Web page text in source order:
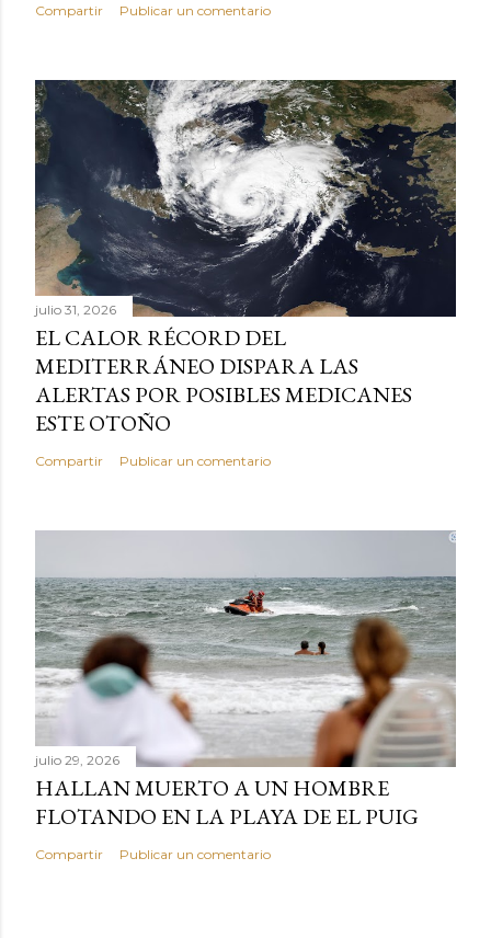
Compartir Publicar un comentario
julio 31, 2026
EL CALOR RÉCORD DEL
MEDITERRÁNEO DISPARA LAS
ALERTAS POR POSIBLES MEDICANES
ESTE OTOÑO
Compartir Publicar un comentario
julio 29, 2026
HALLAN MUERTO A UN HOMBRE
FLOTANDO EN LA PLAYA DE EL PUIG
Compartir Publicar un comentario